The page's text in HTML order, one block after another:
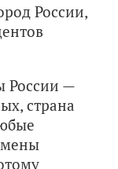
России,
России —
страна